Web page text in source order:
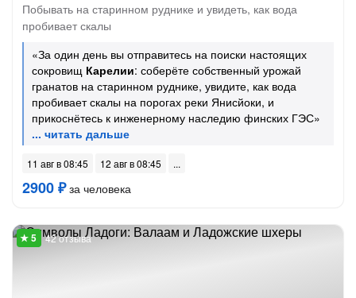
Побывать на старинном руднике и увидеть, как вода
пробивает скалы
«За один день вы отправитесь на поиски настоящих
сокровищ Карелии: соберёте собственный урожай
гранатов на старинном руднике, увидите, как вода
пробивает скалы на порогах реки Янисйоки, и
прикоснётесь к инженерному наследию финских ГЭС»
11 авг в 08:45 12 авг в 08:45
2900 ₽за человека
42 отзыва